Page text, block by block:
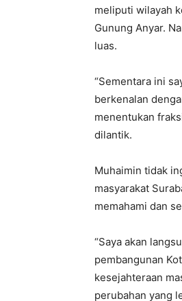
meliputi wilayah
Gunung Anyar.
luas.
“Sementara ini
berkenalan
menentukan
dilantik.
Muhaimin tidak
masyarakat
memahami dan
“Saya akan
pembangunan
kesejahteraan
perubahan yang